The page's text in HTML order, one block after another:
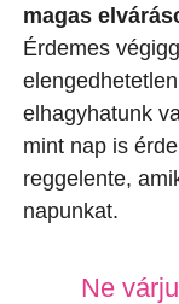
magas
Érdemes
elhagyhatunk
mint nap is
reggelente,
napunkat.
Ne